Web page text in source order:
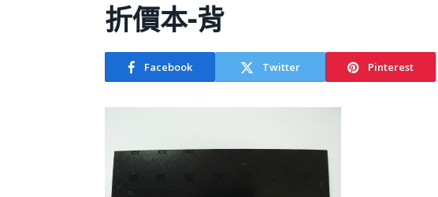
折價本-背
Facebook Twitter Pinterest